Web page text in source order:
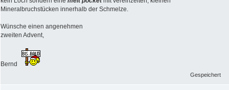
Mineralbruchstücken innerhalb der Schmelze.
Wünsche einen angenehmen
zweiten Advent,
Bernd
Gespeichert